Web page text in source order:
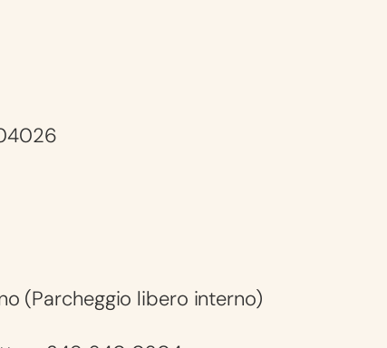
(Parcheggio libero interno)